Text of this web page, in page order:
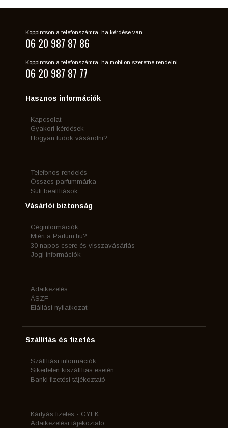
Koppintson a telefonszámra, ha kérdése van
06 20 987 87 86
Koppintson a telefonszámra, ha mobilon szeretne rendelni
06 20 987 87 77
Hasznos információk
Kapcsolat
Gyakori kérdések
Hogyan tudok vásárolni?
Telefonos rendelés
Összes parfummárka
Süti beállítások
Vásárlói biztonság
Céginformációk
Miért a Parfum.hu?
30 napos csere és visszavásárlás
Jogi információk
Adatkezelés
ÁSZF
Elállási nyilatkozat
Szállítás és fizetés
Szállítási információk
Sikertelen kiszállítás esetén
Banki fizetési tájékoztató
Kártyás fizetés - GYFK
Adatkezelési tájékoztató